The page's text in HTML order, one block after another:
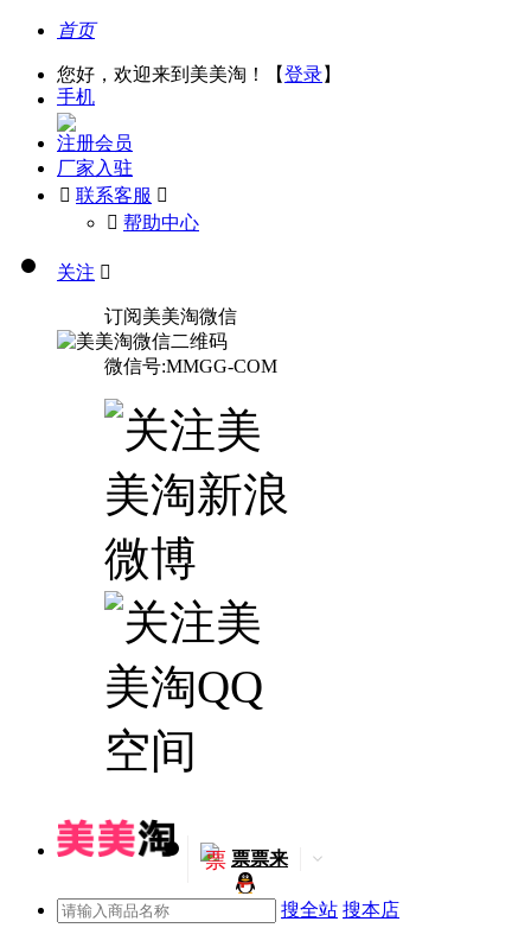
首页
您好，欢迎来到美美淘！【登录】
手机
注册会员
厂家入驻
 联系客服 
󰅃 帮助中心
关注 
订阅美美淘微信
微信号:MMGG-COM
票 票票来
搜全站 搜本店